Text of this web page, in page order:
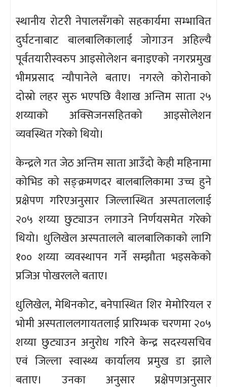
स्थानीय रोटरी नेपालसँगको सहकार्यमा सम्भावित
दुर्घटनाबाट बालबालिकालाई जोगाउन अहिल्यै
पूर्वतयारीस्वरुप आइसोलेशन बनाइएको नगरप्रमुख
भीमप्रसाद न्यौपानेले बताए। नगरले कोरोनाको
दोस्रो लहर सुरु भएपछि वैशाख अन्तिम साता २५
शय्याको अक्सिजनसहितको आइसोलेशन
व्यवस्थित गरेको थियो।
केन्द्रले गत जेठ अन्तिम साता आउँदो केही महिनामा
कोभिड को सङ्क्रमणदर बालबालिकामा उच्च हुने
प्रक्षेपण गरिएअनुसार जिल्लास्थित अस्पताललाई
२०५ शय्या छुट्याउन लगाउने निर्णयसमेत गरेको
थियो। धुलिखेल अस्पतालले बालबालिकाको लागि
१०० शय्या व्यवस्थापन गर्ने सम्झौता भइसकेको
प्रजिअ पोखरलले बताए।
धुलिखेल, मेथिनकोट, बनेपास्थित शिर मेमोरियल र
भोमी अस्पताललगायतलाई प्रारिम्भक चरणमा २०५
शय्या छुट्याउन अनुरोध गरिने केन्द्र सदस्यसचिव
एवं जिल्ला स्वास्थ्य कार्यालय प्रमुख डा झाले
बताए। उनका अनुसार प्रक्षेपणअनुसार